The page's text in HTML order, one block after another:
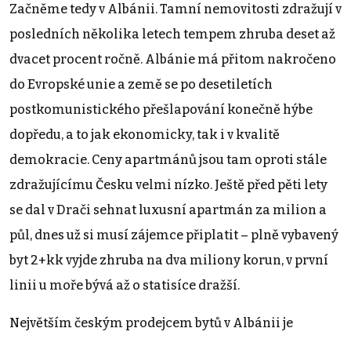
Začněme tedy v Albánii. Tamní nemovitosti zdražují v
posledních několika letech tempem zhruba deset až
dvacet procent ročně. Albánie má přitom nakročeno
do Evropské unie a země se po desetiletích
postkomunistického přešlapování konečně hýbe
dopředu, a to jak ekonomicky, tak i v kvalitě
demokracie. Ceny apartmánů jsou tam oproti stále
zdražujícímu Česku velmi nízko. Ještě před pěti lety
se dal v Drači sehnat luxusní apartmán za milion a
půl, dnes už si musí zájemce připlatit – plně vybavený
byt 2+kk vyjde zhruba na dva miliony korun, v první
linii u moře bývá až o statisíce dražší.
Největším českým prodejcem bytů v Albánii je